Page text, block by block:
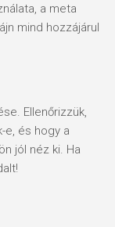
a meta
mind hozzájárul
Ellenőrizzük,
e, és hogy a
jól néz ki. Ha